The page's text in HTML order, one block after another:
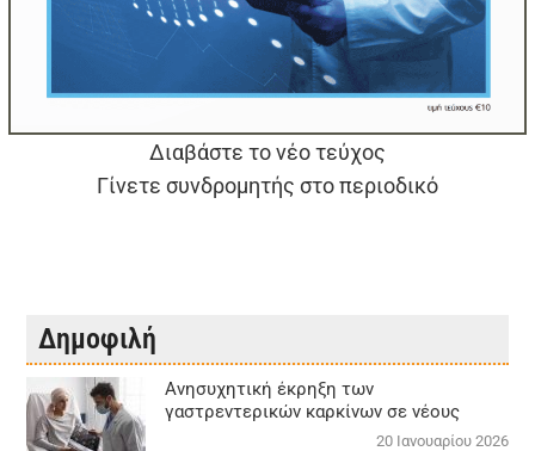
Διαβάστε το νέο τεύχος
Γίνετε συνδρομητής στο περιοδικό
Δημοφιλή
Aνησυχητική έκρηξη των
γαστρεντερικών καρκίνων σε νέους
20 Ιανουαρίου 2026